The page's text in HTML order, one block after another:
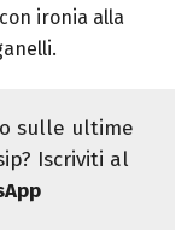
ironia alla
sulle ultime
Iscriviti al